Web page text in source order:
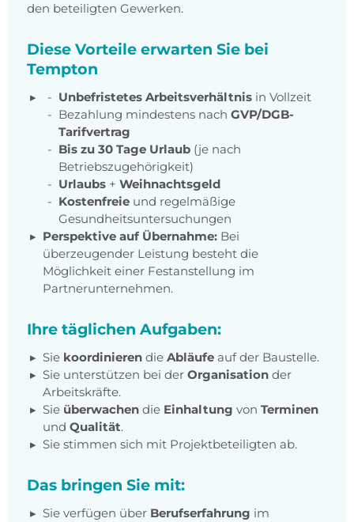
den beteiligten Gewerken.
Diese Vorteile erwarten Sie bei
Tempton
Unbefristetes Arbeitsverhältnis in Vollzeit
Bezahlung mindestens nach GVP/DGB-
Tarifvertrag
Bis zu 30 Tage Urlaub (je nach
Betriebszugehörigkeit)
Urlaubs + Weihnachtsgeld
Kostenfreie und regelmäßige
Gesundheitsuntersuchungen
Perspektive auf Übernahme: Bei
überzeugender Leistung besteht die
Möglichkeit einer Festanstellung im
Partnerunternehmen.
Ihre täglichen Aufgaben:
Sie koordinieren die Abläufe auf der Baustelle.
Sie unterstützen bei der Organisation der
Arbeitskräfte.
Sie überwachen die Einhaltung von Terminen
und Qualität.
Sie stimmen sich mit Projektbeteiligten ab.
Das bringen Sie mit:
Sie verfügen über Berufserfahrung im